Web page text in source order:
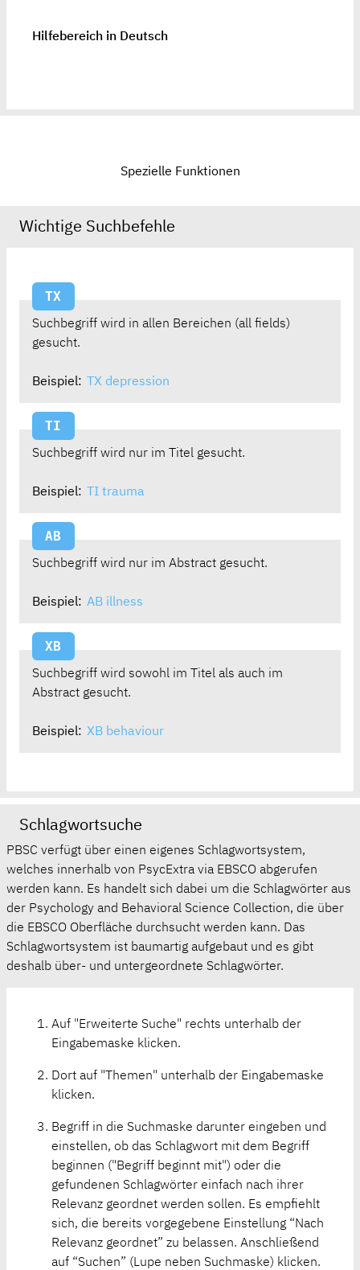
Hilfebereich in Deutsch
Spezielle Funktionen
Wichtige Suchbefehle
TX
Suchbegriff wird in allen Bereichen (all fields)
gesucht.
Beispiel: TX depression
TI
Suchbegriff wird nur im Titel gesucht.
Beispiel: TI trauma
AB
Suchbegriff wird nur im Abstract gesucht.
Beispiel: AB illness
XB
Suchbegriff wird sowohl im Titel als auch im
Abstract gesucht.
Beispiel: XB behaviour
Schlagwortsuche
PBSC verfügt über einen eigenes Schlagwortsystem,
welches innerhalb von PsycExtra via EBSCO abgerufen
werden kann. Es handelt sich dabei um die Schlagwörter aus
der Psychology and Behavioral Science Collection, die über
die EBSCO Oberfläche durchsucht werden kann. Das
Schlagwortsystem ist baumartig aufgebaut und es gibt
deshalb über- und untergeordnete Schlagwörter.
Auf "Erweiterte Suche" rechts unterhalb der
Eingabemaske klicken.
Dort auf "Themen" unterhalb der Eingabemaske
klicken.
Begriff in die Suchmaske darunter eingeben und
einstellen, ob das Schlagwort mit dem Begriff
beginnen ("Begriff beginnt mit") oder die
gefundenen Schlagwörter einfach nach ihrer
Relevanz geordnet werden sollen. Es empfiehlt
sich, die bereits vorgegebene Einstellung “Nach
Relevanz geordnet” zu belassen. Anschließend
auf “Suchen” (Lupe neben Suchmaske) klicken.